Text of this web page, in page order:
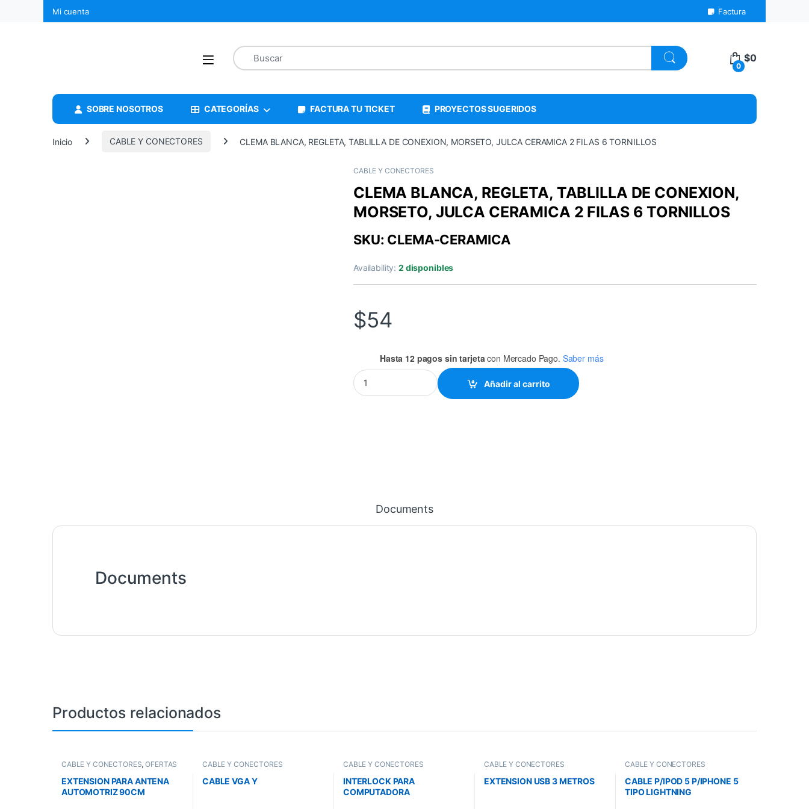
Mi cuenta Factura
0
$0
SOBRE NOSOTROS CATEGORÍAS FACTURA TU TICKET PROYECTOS SUGERIDOS
Inicio CABLE Y CONECTORES CLEMA BLANCA, REGLETA, TABLILLA DE CONEXION, MORSETO, JULCA CERAMICA 2 FILAS 6 TORNILLOS
CABLE Y CONECTORES
CLEMA BLANCA, REGLETA, TABLILLA DE CONEXION,
MORSETO, JULCA CERAMICA 2 FILAS 6 TORNILLOS
SKU: CLEMA-CERAMICA
Availability:2 disponibles
$54
Hasta 12 pagos sin tarjeta con Mercado Pago. Saber más
CLEMA BLANCA, REGLETA, TABLILLA DE CONEXION, MORSETO, JULCA CERAMICA 2 FILAS 6 TORNILLOS
Añadir al carrito
Documents
Documents
Productos relacionados
CABLE Y CONECTORES,OFERTAS
EXTENSION PARA ANTENA
AUTOMOTRIZ 90CM
CABLE Y CONECTORES
CABLE VGA Y
CABLE Y CONECTORES
INTERLOCK PARA
COMPUTADORA
CABLE Y CONECTORES
EXTENSION USB 3 METROS
CABLE Y CONECTORES
CABLE P/IPOD 5 P/IPHONE 5
TIPO LIGHTNING